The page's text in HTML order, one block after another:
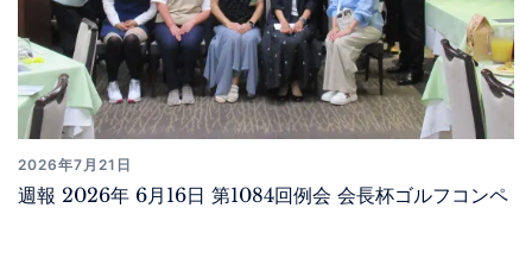
2026年7月21日
週報 2026年 6月16日 第1084回例会 会長杯ゴルフコンペ